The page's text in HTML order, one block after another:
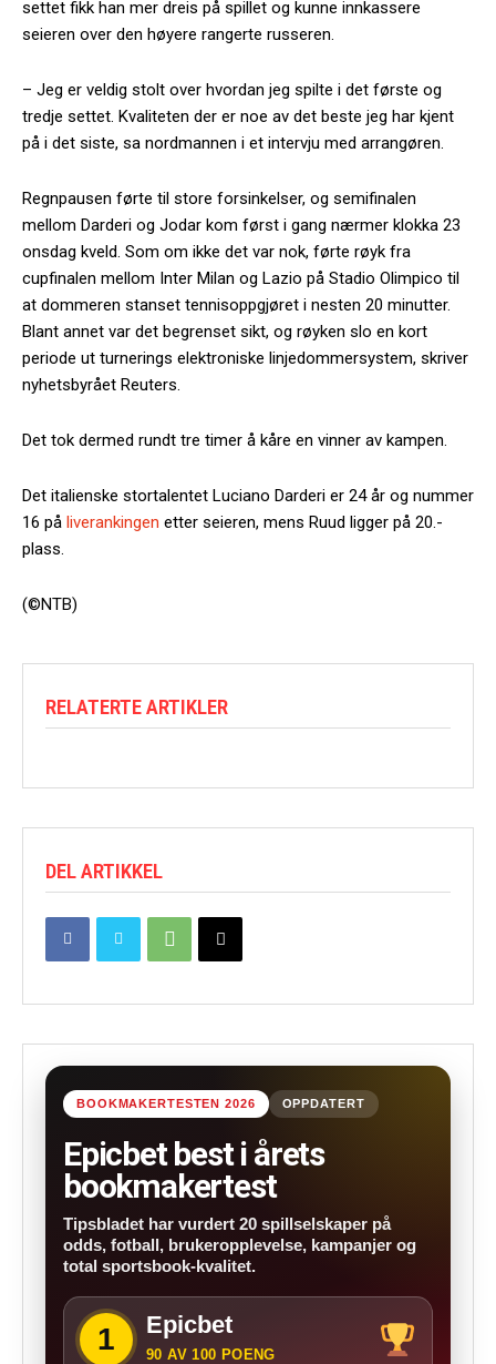
settet fikk han mer dreis på spillet og kunne innkassere
seieren over den høyere rangerte russeren.
– Jeg er veldig stolt over hvordan jeg spilte i det første og
tredje settet. Kvaliteten der er noe av det beste jeg har kjent
på i det siste, sa nordmannen i et intervju med arrangøren.
Regnpausen førte til store forsinkelser, og semifinalen
mellom Darderi og Jodar kom først i gang nærmer klokka 23
onsdag kveld. Som om ikke det var nok, førte røyk fra
cupfinalen mellom Inter Milan og Lazio på Stadio Olimpico til
at dommeren stanset tennisoppgjøret i nesten 20 minutter.
Blant annet var det begrenset sikt, og røyken slo en kort
periode ut turnerings elektroniske linjedommersystem, skriver
nyhetsbyrået Reuters.
Det tok dermed rundt tre timer å kåre en vinner av kampen.
Det italienske stortalentet Luciano Darderi er 24 år og nummer
16 på liverankingen etter seieren, mens Ruud ligger på 20.-
plass.
(©NTB)
RELATERTE ARTIKLER
DEL ARTIKKEL
BOOKMAKERTESTEN 2026 OPPDATERT
Epicbet best i årets
bookmakertest
Tipsbladet har vurdert 20 spillselskaper på
odds, fotball, brukeropplevelse, kampanjer og
total sportsbook-kvalitet.
1 Epicbet
90 AV 100 POENG